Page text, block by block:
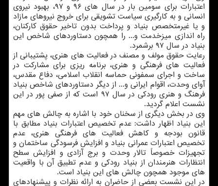
اعتبارات برای سومین بار در سال های ۹۶ و ۹۷، بهبود نیروی
انسانی و به كارگیری سیاست تشویقی برای خروج نیروهای مازاد
و یا غیرمتخصص بنیاد و پرداخت بدون تاخیر حقوق كاركنان،
راه اندازی میزخدمت و... را همچون دستاوردهای شاخص این
بنیاد در سال ۹۷ برشمرد.
رعایت حقوق مولف و مصنف در فعالیت های هنری، پشتیبانی از
فعالیت های فرهنگی و هنری، برنامه ریزی برای مشاركت در
ساخت و اجرای سمفونی حماسه انقلاب اسلامی، دفاع مقدس،
آوای وحدت، اقوام ایرانی و... از دیگر دستاوردهای شاخص بنیاد
فرهنگ و هنری رودكی در سال ۹۷ است كه از صفی پور در این
نشست اعلام گردید.
وی در بخش دیگری از سخنان خود با اشاره به چالش های مهم
این بنیاد اظهار داشت: عدم تخصیص اعتبارات بنیاد مطابق با
قانون بودجه و كاهش فعالیت های فرهنگی هنری، عدم
تخصیص اعتبارات عمرانی بنیاد و افزایش فرسودگی ساختمان و
تجهیزات خصوصاً تالار وحدت و برج آزادی و افزایش سطح
انتظارات هنرمندان از بنیاد رودكی و عدم تطبیق آن با واقعیت
های موجود همچون چالش های این بنیاد است.
در این نشست بعضی از حاضران به ارائه نظرات و پیشنهادهای